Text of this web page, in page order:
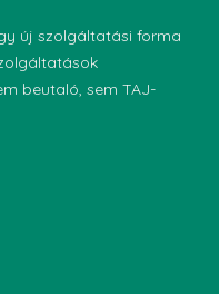
új szolgáltatási forma
beutaló, sem TAJ-